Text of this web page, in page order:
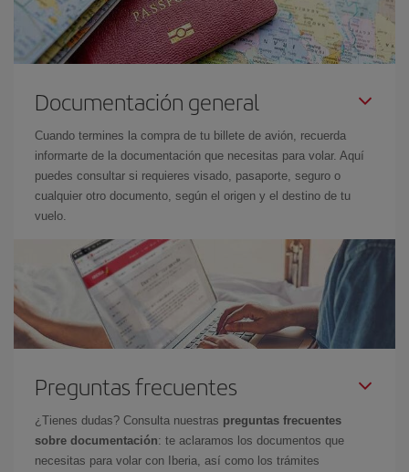
Documentación general
Cuando termines la compra de tu billete de avión, recuerda
informarte de la documentación que necesitas para volar. Aquí
puedes consultar si requieres visado, pasaporte, seguro o
cualquier otro documento, según el origen y el destino de tu
vuelo.
Preguntas frecuentes
¿Tienes dudas? Consulta nuestras preguntas frecuentes
sobre documentación: te aclaramos los documentos que
necesitas para volar con Iberia, así como los trámites